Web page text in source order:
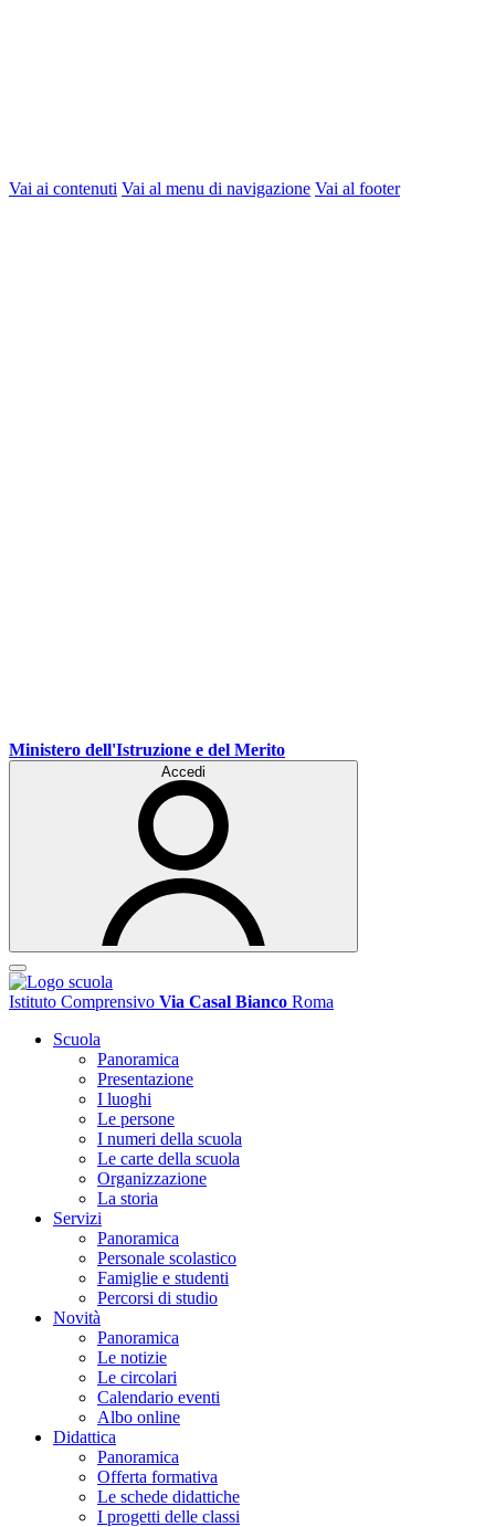
Vai ai contenuti Vai al menu di navigazione Vai al footer
Ministero dell'Istruzione e del Merito
Accedi
Istituto Comprensivo Via Casal Bianco Roma
Scuola
Panoramica
Presentazione
I luoghi
Le persone
I numeri della scuola
Le carte della scuola
Organizzazione
La storia
Servizi
Panoramica
Personale scolastico
Famiglie e studenti
Percorsi di studio
Novità
Panoramica
Le notizie
Le circolari
Calendario eventi
Albo online
Didattica
Panoramica
Offerta formativa
Le schede didattiche
I progetti delle classi